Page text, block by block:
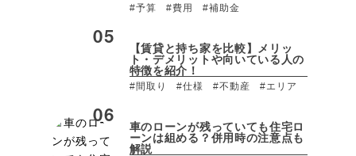
#予算 #費用 #補助金
【賃貸と持ち家を比較】メリッ
ト・デメリットや向いている人の
特徴を紹介！
#間取り #仕様 #不動産 #エリア
車のローンが残っていても住宅ロ
ーンは組める？併用時の注意点も
解説